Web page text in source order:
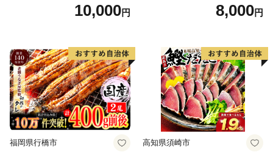
10,000円 8,000円
福岡県行橋市 高知県須崎市